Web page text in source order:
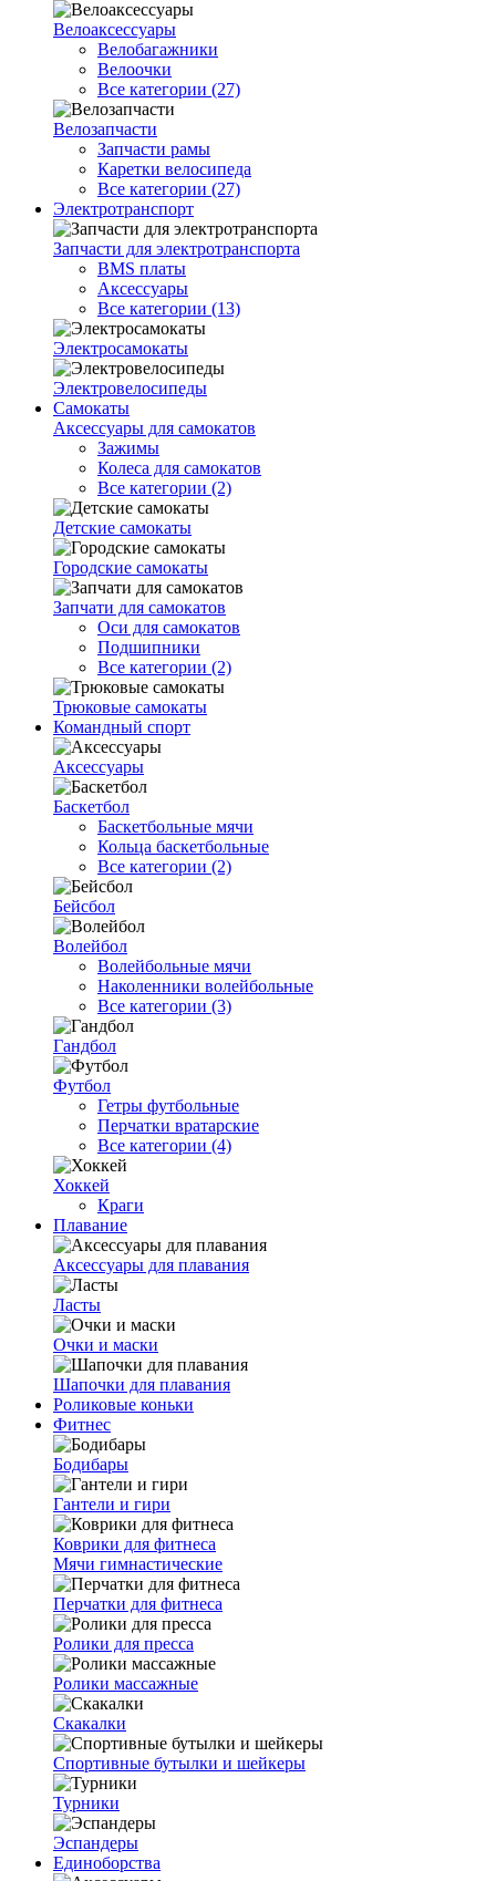
Велоаксессуары
Велобагажники
Велоочки
Все категории (27)
Велозапчасти
Запчасти рамы
Каретки велосипеда
Все категории (27)
Электротранспорт
Запчасти для электротранспорта
BMS платы
Аксессуары
Все категории (13)
Электросамокаты
Электровелосипеды
Самокаты
Аксессуары для самокатов
Зажимы
Колеса для самокатов
Все категории (2)
Детские самокаты
Городские самокаты
Запчати для самокатов
Оси для самокатов
Подшипники
Все категории (2)
Трюковые самокаты
Командный спорт
Аксессуары
Баскетбол
Баскетбольные мячи
Кольца баскетбольные
Все категории (2)
Бейсбол
Волейбол
Волейбольные мячи
Наколенники волейбольные
Все категории (3)
Гандбол
Футбол
Гетры футбольные
Перчатки вратарские
Все категории (4)
Хоккей
Краги
Плавание
Аксессуары для плавания
Ласты
Очки и маски
Шапочки для плавания
Роликовые коньки
Фитнес
Бодибары
Гантели и гири
Коврики для фитнеса
Мячи гимнастические
Перчатки для фитнеса
Ролики для пресса
Ролики массажные
Скакалки
Спортивные бутылки и шейкеры
Турники
Эспандеры
Единоборства